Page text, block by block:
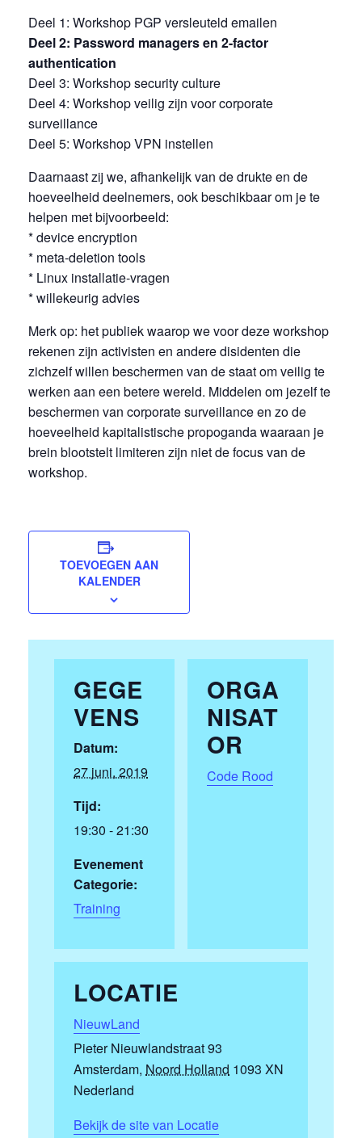
Deel 1: Workshop PGP versleuteld emailen
Deel 2: Password managers en 2-factor
authentication
Deel 3: Workshop security culture
Deel 4: Workshop veilig zijn voor corporate
surveillance
Deel 5: Workshop VPN instellen
Daarnaast zij we, afhankelijk van de drukte en de
hoeveelheid deelnemers, ook beschikbaar om je te
helpen met bijvoorbeeld:
* device encryption
* meta-deletion tools
* Linux installatie-vragen
* willekeurig advies
Merk op: het publiek waarop we voor deze workshop
rekenen zijn activisten en andere disidenten die
zichzelf willen beschermen van de staat om veilig te
werken aan een betere wereld. Middelen om jezelf te
beschermen van corporate surveillance en zo de
hoeveelheid kapitalistische propoganda waaraan je
brein blootstelt limiteren zijn niet de focus van de
workshop.
TOEVOEGEN AAN
KALENDER
GEGE
VENS
Datum:
27 juni, 2019
Tijd:
19:30 - 21:30
Evenement
Categorie:
Training
LOCATIE
NieuwLand
Pieter Nieuwlandstraat 93
Amsterdam, Noord Holland 1093 XN
Nederland
Bekijk de site van Locatie
ORGA
NISAT
OR
Code Rood